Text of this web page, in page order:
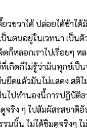
ขวาได้ ปล่อยได้ช้าได้
ป็นตนอยู่ในเวทนา เป็น
ก็หลอกเราไปเรื่อยๆ ห
เกิดก็ไม่รู้ว่ามันทุกข์เป็
ยึดแล้วมันไม่แสดง สติ
ไปทำนองนี้การปฏิบัติ
จริง ๆ ไปสัมผัสรสชาติ
มนั้น ไม่ได้ชิมดูจริงๆ ไ